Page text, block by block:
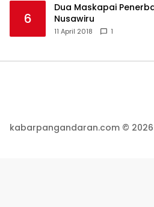
6
Dua Maskapai
Nusawiru
11 April 2018 1
kabarpangandaran.com © 2026